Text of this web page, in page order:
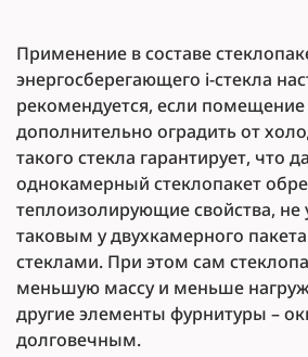
Применение в составе
энергосберегающего i-стекла
рекомендуется, если
дополнительно оградить от
такого стекла гарантирует, что
однокамерный стеклопакет
теплоизолирующие свойства,
таковым у двухкамерного
стеклами. При этом сам
меньшую массу и меньше
другие элементы фурнитуры –
долговечным.